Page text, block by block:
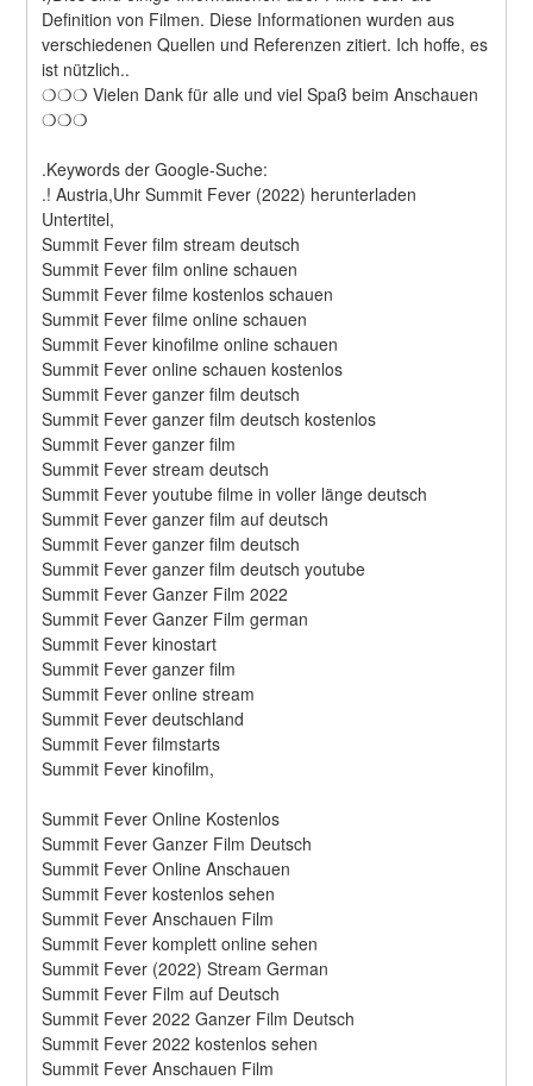
Definition von Filmen. Diese Informationen wurden aus
verschiedenen Quellen und Referenzen zitiert. Ich hoffe, es
ist nützlich..
❍❍❍ Vielen Dank für alle und viel Spaß beim Anschauen
❍❍❍
.Keywords der Google-Suche:
.! Austria,Uhr Summit Fever (2022) herunterladen
Untertitel,
Summit Fever film stream deutsch
Summit Fever film online schauen
Summit Fever filme kostenlos schauen
Summit Fever filme online schauen
Summit Fever kinofilme online schauen
Summit Fever online schauen kostenlos
Summit Fever ganzer film deutsch
Summit Fever ganzer film deutsch kostenlos
Summit Fever ganzer film
Summit Fever stream deutsch
Summit Fever youtube filme in voller länge deutsch
Summit Fever ganzer film auf deutsch
Summit Fever ganzer film deutsch
Summit Fever ganzer film deutsch youtube
Summit Fever Ganzer Film 2022
Summit Fever Ganzer Film german
Summit Fever kinostart
Summit Fever ganzer film
Summit Fever online stream
Summit Fever deutschland
Summit Fever filmstarts
Summit Fever kinofilm,
Summit Fever Online Kostenlos
Summit Fever Ganzer Film Deutsch
Summit Fever Online Anschauen
Summit Fever kostenlos sehen
Summit Fever Anschauen Film
Summit Fever komplett online sehen
Summit Fever (2022) Stream German
Summit Fever Film auf Deutsch
Summit Fever 2022 Ganzer Film Deutsch
Summit Fever 2022 kostenlos sehen
Summit Fever Anschauen Film